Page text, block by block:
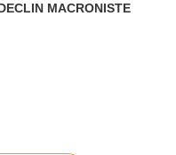
MACRONISTE